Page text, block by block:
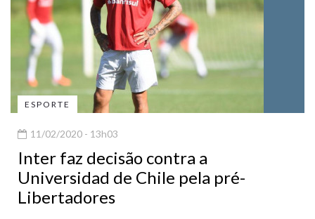
ESPORTE
11/02/2020 - 13h03
Inter faz decisão contra a
Universidad de Chile pela pré-
Libertadores